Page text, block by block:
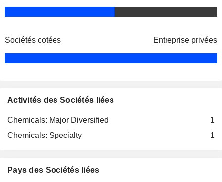
Sociétés cotées Entreprise privées
Activités des Sociétés liées
Chemicals: Major Diversified
1
Chemicals: Specialty
1
Pays des Sociétés liées